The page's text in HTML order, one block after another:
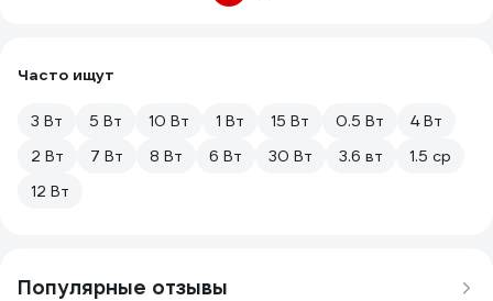
Часто ищут
3 Вт 5 Вт 10 Вт 1 Вт 15 Вт 0.5 Вт
4 Вт
2 Вт
7 Вт 8 Вт 6 Вт 30 Вт 3.6 вт
1.5 ср
12 Вт
Популярные отзывы